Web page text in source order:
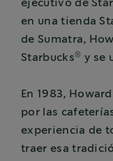
ejecutivo de
en una tienda
de Sumatra,
Starbucks® y se
En 1983,
por las
experiencia de
traer esa